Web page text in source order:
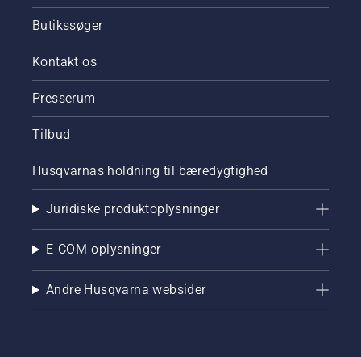
Butikssøger
Kontakt os
Presserum
Tilbud
Husqvarnas holdning til bæredygtighed
Juridiske produktoplysninger
E-COM-oplysninger
Andre Husqvarna websider